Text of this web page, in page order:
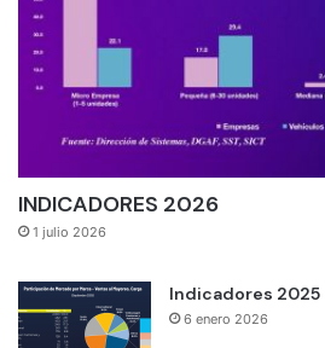
INDICADORES 2026
1 julio 2026
Indicadores 2025
6 enero 2026